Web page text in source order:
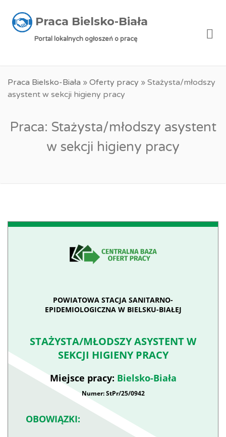
Praca Bielsko-Biała
Portal lokalnych ogłoszeń o pracę
Praca Bielsko-Biała » Oferty pracy » Stażysta/młodszy
asystent w sekcji higieny pracy
Praca: Stażysta/młodszy asystent
w sekcji higieny pracy
POWIATOWA STACJA SANITARNO-
EPIDEMIOLOGICZNA W BIELSKU-BIAŁEJ
STAŻYSTA/MŁODSZY ASYSTENT W
SEKCJI HIGIENY PRACY
Miejsce pracy: Bielsko-Biała
Numer: StPr/25/0942
OBOWIĄZKI: